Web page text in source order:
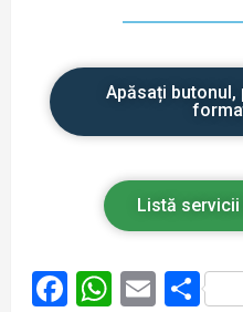
Apăsați butonul,
Listă servicii
Facebook
Email